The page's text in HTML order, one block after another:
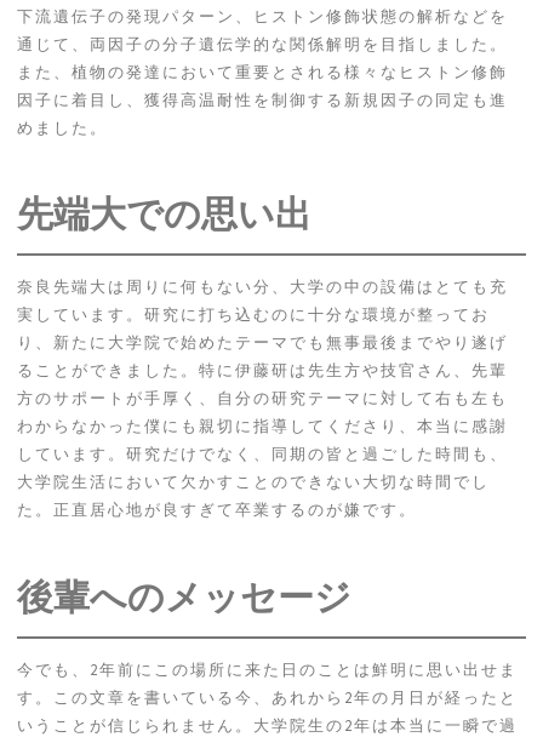
下流遺伝子の発現パターン、ヒストン修飾状態の解析などを
通じて、両因子の分子遺伝学的な関係解明を目指しました。
また、植物の発達において重要とされる様々なヒストン修飾
因子に着目し、獲得高温耐性を制御する新規因子の同定も進
めました。
先端大での思い出
奈良先端大は周りに何もない分、大学の中の設備はとても充
実しています。研究に打ち込むのに十分な環境が整ってお
り、新たに大学院で始めたテーマでも無事最後までやり遂げ
ることができました。特に伊藤研は先生方や技官さん、先輩
方のサポートが手厚く、自分の研究テーマに対して右も左も
わからなかった僕にも親切に指導してくださり、本当に感謝
しています。研究だけでなく、同期の皆と過ごした時間も、
大学院生活において欠かすことのできない大切な時間でし
た。正直居心地が良すぎて卒業するのが嫌です。
後輩へのメッセージ
今でも、2年前にこの場所に来た日のことは鮮明に思い出せま
す。この文章を書いている今、あれから2年の月日が経ったと
いうことが信じられません。大学院生の2年は本当に一瞬で過